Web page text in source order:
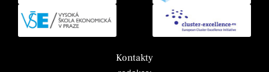
Kontakty